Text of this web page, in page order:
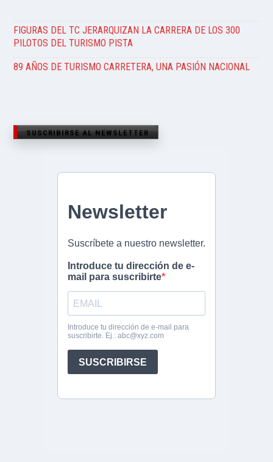
FIGURAS DEL TC JERARQUIZAN LA CARRERA DE LOS 300
PILOTOS DEL TURISMO PISTA
89 AÑOS DE TURISMO CARRETERA, UNA PASIÓN NACIONAL
SUSCRIBIRSE AL NEWSLETTER